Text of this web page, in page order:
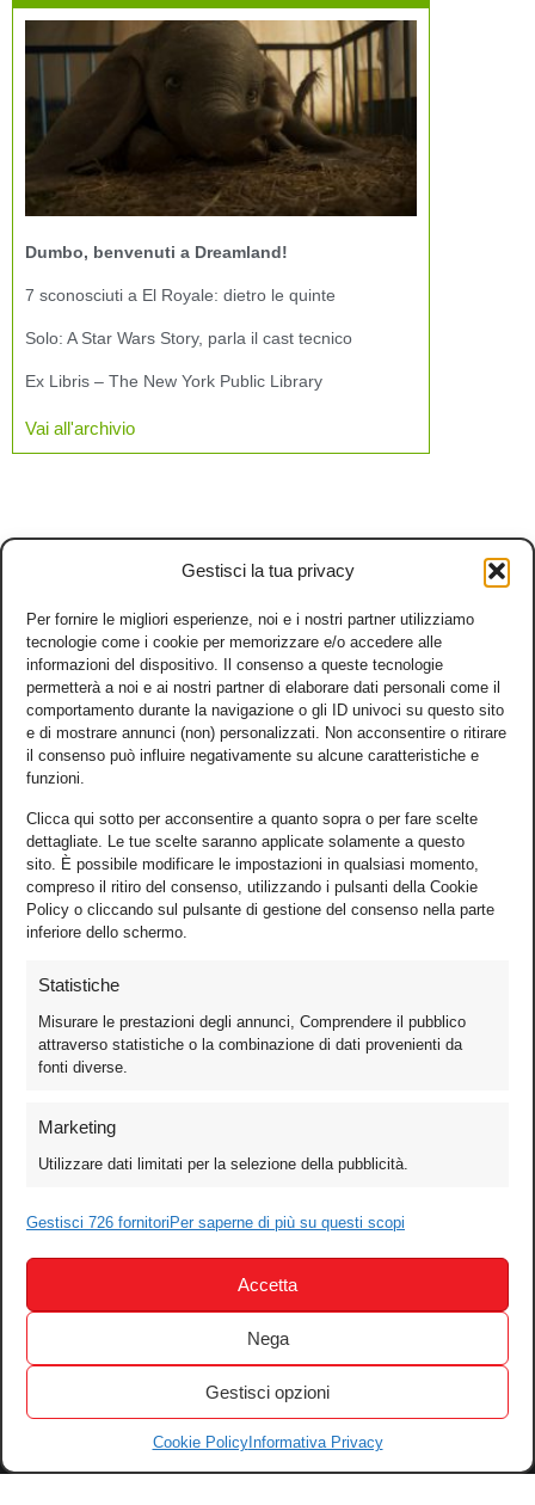
Gestisci la tua privacy
Per fornire le migliori esperienze, noi e i nostri partner utilizziamo
tecnologie come i cookie per memorizzare e/o accedere alle
informazioni del dispositivo. Il consenso a queste tecnologie
permetterà a noi e ai nostri partner di elaborare dati personali come il
comportamento durante la navigazione o gli ID univoci su questo sito
e di mostrare annunci (non) personalizzati. Non acconsentire o ritirare
il consenso può influire negativamente su alcune caratteristiche e
funzioni.
Clicca qui sotto per acconsentire a quanto sopra o per fare scelte
dettagliate. Le tue scelte saranno applicate solamente a questo
sito. È possibile modificare le impostazioni in qualsiasi momento,
compreso il ritiro del consenso, utilizzando i pulsanti della Cookie
Policy o cliccando sul pulsante di gestione del consenso nella parte
inferiore dello schermo.
Statistiche
Misurare le prestazioni degli annunci, Comprendere il pubblico
attraverso statistiche o la combinazione di dati provenienti da
fonti diverse.
Marketing
Utilizzare dati limitati per la selezione della pubblicità.
Gestisci 726 fornitori Per saperne di più su questi scopi
Accetta
Nega
Gestisci opzioni
Cookie PolicyInformativa Privacy
Dumbo, benvenuti a Dreamland!
7 sconosciuti a El Royale: dietro le quinte
Solo: A Star Wars Story, parla il cast tecnico
Ex Libris – The New York Public Library
Vai all'archivio
Games
Test
Audio
Festival & Concorsi
Iscriviti alla newsletter